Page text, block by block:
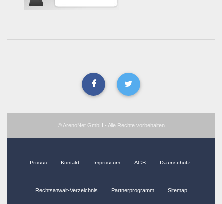
© ArenoNet GmbH - Alle Rechte vorbehalten
Presse Kontakt Impressum AGB Datenschutz
Rechtsanwalt-Verzeichnis Partnerprogramm Sitemap